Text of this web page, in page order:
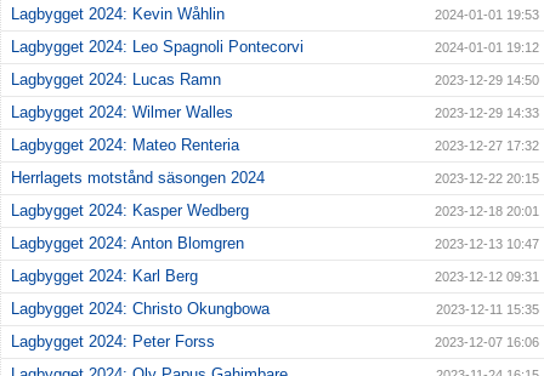
Lagbygget 2024: Kevin Wåhlin 2024-01-01 19:53
Lagbygget 2024: Leo Spagnoli Pontecorvi 2024-01-01 19:12
Lagbygget 2024: Lucas Ramn 2023-12-29 14:50
Lagbygget 2024: Wilmer Walles 2023-12-29 14:33
Lagbygget 2024: Mateo Renteria 2023-12-27 17:32
Herrlagets motstånd säsongen 2024 2023-12-22 20:15
Lagbygget 2024: Kasper Wedberg 2023-12-18 20:01
Lagbygget 2024: Anton Blomgren 2023-12-13 10:47
Lagbygget 2024: Karl Berg 2023-12-12 09:31
Lagbygget 2024: Christo Okungbowa 2023-12-11 15:35
Lagbygget 2024: Peter Forss 2023-12-07 16:06